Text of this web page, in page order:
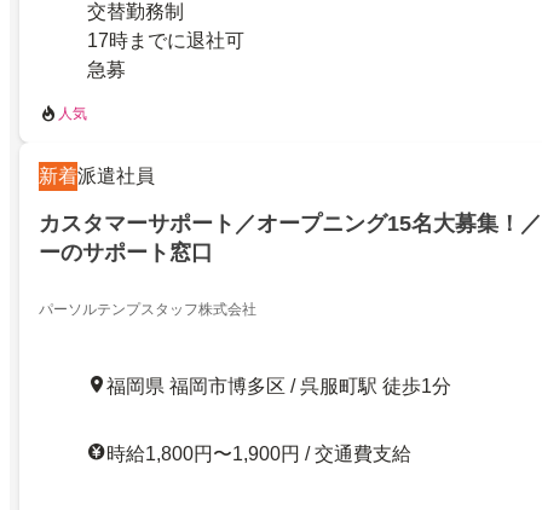
交替勤務制
17時までに退社可
急募
人気
新着派遣社員
カスタマーサポート／オープニング15名大募集！
ーのサポート窓口
パーソルテンプスタッフ株式会社
福岡県 福岡市博多区 / 呉服町駅 徒歩1分
時給1,800円〜1,900円 / 交通費支給